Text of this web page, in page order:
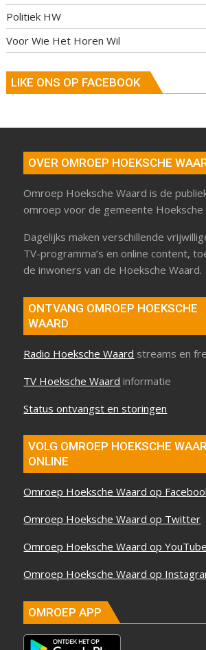
Politiek HW
Voor Wie Het Horen Wil
LIKE ONS OP FACEBOOK
OVER OMROEP HOEKSCHE
Omroep Hoeksche Waard is de
omroep voor de gemeente Hoeksche
Dagelijks maken verschillende
TV-programma’s en online content,
de inwoners van de Hoeksche Waard.
ONTVANG OMROEP HOEKSCHE
WAARD
Radio Hoeksche Waard streams en
TV Hoeksche Waard informatie
Status ontvangst en storingen
VOLG OMROEP HOEKSCHE
ONLINE
Omroep Hoeksche Waard op
Omroep Hoeksche Waard op Twitter
Omroep Hoeksche Waard op YouTube
Omroep Hoeksche Waard op
OMROEP APP